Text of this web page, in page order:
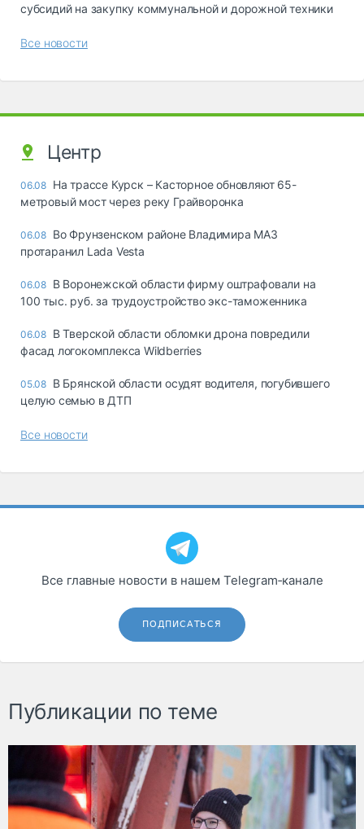
субсидий на закупку коммунальной и дорожной техники
Все новости
Центр
06.08 На трассе Курск – Касторное обновляют 65-
метровый мост через реку Грайворонка
06.08 Во Фрунзенском районе Владимира МАЗ
протаранил Lada Vesta
06.08 В Воронежской области фирму оштрафовали на
100 тыс. руб. за трудоустройство экс-таможенника
06.08 В Тверской области обломки дрона повредили
фасад логокомплекса Wildberries
05.08 В Брянской области осудят водителя, погубившего
целую семью в ДТП
Все новости
Все главные новости в нашем Telegram‑канале
ПОДПИСАТЬСЯ
Публикации по теме